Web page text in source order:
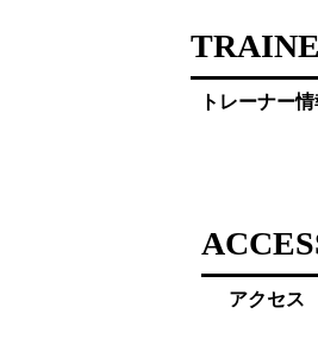
トレーナー情
アクセス